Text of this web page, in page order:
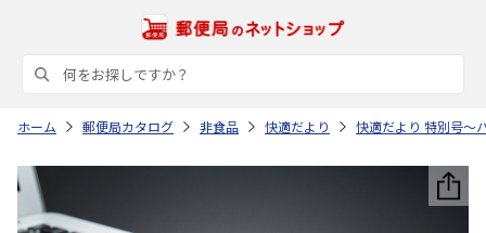
ホーム 郵便局カタログ 非食品 快適だより 快適だより 特別号～